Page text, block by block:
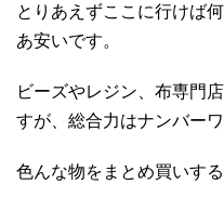
とりあえずここに行けば
あ安いです。
ビーズやレジン、布専門
すが、総合力はナンバーワ
色んな物をまとめ買いす